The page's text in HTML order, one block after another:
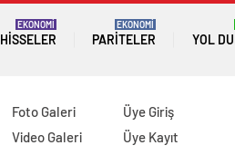
HISSELER
EKONOMİ
PARITELER
EKONOMİ
YOL
Foto Galeri
Video Galeri
Üye Giriş
Üye Kayıt